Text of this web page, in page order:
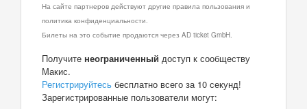
На сайте партнеров действуют другие правила пользования и
политика конфиденциальности.
Билеты на это событие продаются через AD ticket GmbH.
Получите неограниченный доступ к сообществу
Макис.
Регистрируйтесь бесплатно всего за 10 секунд!
Зарегистрированные пользователи могут: